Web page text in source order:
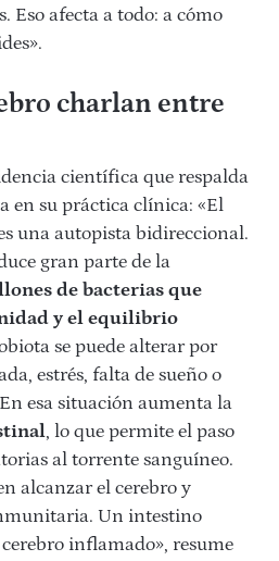
Eso afecta a todo: a cómo
charlan entre
científica que respalda
en su práctica clínica: «El
una autopista bidireccional.
gran parte de la
de bacterias que
y el equilibrio
se puede alterar por
estrés, falta de sueño o
esa situación aumenta la
, lo que permite el paso
al torrente sanguíneo.
alcanzar el cerebro y
Un intestino
inflamado», resume